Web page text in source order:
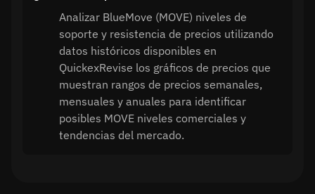
Analizar BlueMove (MOVE) niveles de
soporte y resistencia de precios utilizando
datos históricos disponibles en
QuickexRevise los gráficos de precios que
muestran rangos de precios semanales,
mensuales y anuales para identificar
posibles MOVE niveles comerciales y
tendencias del mercado.